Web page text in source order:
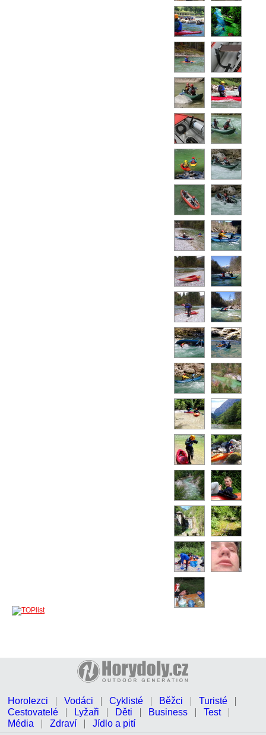
Horolezci Vodáci Cyklisté Běžci
Turisté
Cestovatelé
Lyžaři Děti Business
Test
Média
Zdraví Jídlo a pití